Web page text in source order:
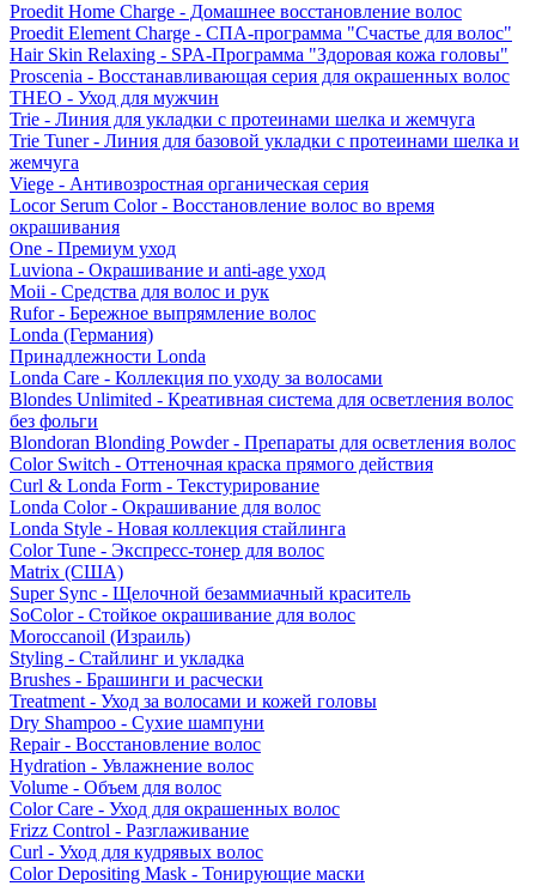
Proedit Home Charge - Домашнее восстановление волос
Proedit Element Charge - СПА-программа "Счастье для волос"
Hair Skin Relaxing - SPA-Программа "Здоровая кожа головы"
Proscenia - Восстанавливающая серия для окрашенных волос
THEO - Уход для мужчин
Trie - Линия для укладки с протеинами шелка и жемчуга
Trie Tuner - Линия для базовой укладки с протеинами шелка и
жемчуга
Viege - Антивозростная органическая серия
Locor Serum Color - Восстановление волос во время
окрашивания
One - Премиум уход
Luviona - Окрашивание и anti-age уход
Moii - Средства для волос и рук
Rufor - Бережное выпрямление волос
Londa (Германия)
Принадлежности Londa
Londa Care - Коллекция по уходу за волосами
Blondes Unlimited - Креативная система для осветления волос
без фольги
Blondoran Blonding Powder - Препараты для осветления волос
Color Switch - Оттеночная краска прямого действия
Curl & Londa Form - Текстурирование
Londa Color - Окрашивание для волос
Londa Style - Новая коллекция стайлинга
Color Tune - Экспресс-тонер для волос
Matrix (США)
Super Sync - Щелочной безаммиачный краситель
SoColor - Стойкое окрашивание для волос
Moroccanoil (Израиль)
Styling - Стайлинг и укладка
Brushes - Брашинги и расчески
Treatment - Уход за волосами и кожей головы
Dry Shampoo - Сухие шампуни
Repair - Восстановление волос
Hydration - Увлажнение волос
Volume - Объем для волос
Color Care - Уход для окрашенных волос
Frizz Control - Разглаживание
Curl - Уход для кудрявых волос
Color Depositing Mask - Тонирующие маски